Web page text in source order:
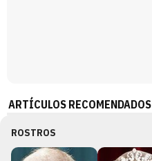
ARTÍCULOS RECOMENDADOS
ROSTROS